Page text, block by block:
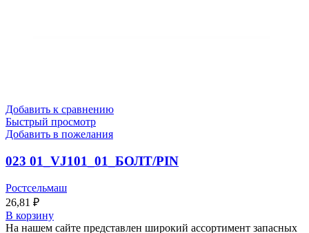
Добавить к сравнению
Быстрый просмотр
Добавить в пожелания
023 01_VJ101_01_БОЛТ/PIN
Ростсельмаш
26,81 ₽
В корзину
На нашем сайте представлен широкий ассортимент запасных